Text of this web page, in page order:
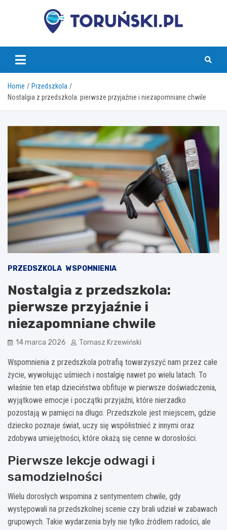
torunski.pl
Home
Przedszkola
Nostalgia z przedszkola: pierwsze przyjaźnie i niezapomniane chwile
PRZEDSZKOLA WSPOMNIENIA
Nostalgia z przedszkola:
pierwsze przyjaźnie i
niezapomniane chwile
14 marca 2026 Tomasz Krzewiński
Wspomnienia z przedszkola potrafią towarzyszyć nam przez całe
życie, wywołując uśmiech i nostalgię nawet po wielu latach. To
właśnie ten etap dzieciństwa obfituje w pierwsze doświadczenia,
wyjątkowe emocje i początki przyjaźni, które nierzadko
pozostają w pamięci na długo. Przedszkole jest miejscem, gdzie
dziecko poznaje świat, uczy się współistnieć z innymi oraz
zdobywa umiejętności, które okażą się cenne w dorosłości.
Pierwsze lekcje odwagi i
samodzielności
Wielu dorosłych wspomina z sentymentem chwile, gdy
występowali na przedszkolnej scenie czy brali udział w zabawach
grupowych. Takie wydarzenia były nie tylko źródłem radości, ale